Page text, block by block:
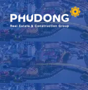
Skip
to
content